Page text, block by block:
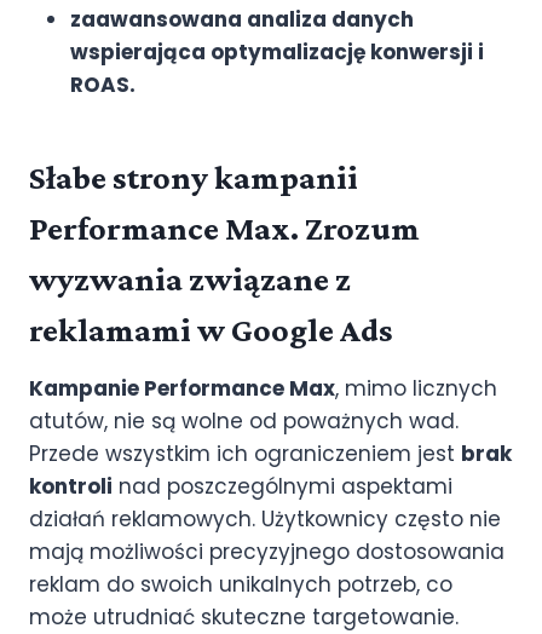
zaawansowana analiza danych
wspierająca optymalizację konwersji i
ROAS.
Słabe strony kampanii
Performance Max. Zrozum
wyzwania związane z
reklamami w Google Ads
Kampanie Performance Max, mimo licznych
atutów, nie są wolne od poważnych wad.
Przede wszystkim ich ograniczeniem jest brak
kontroli nad poszczególnymi aspektami
działań reklamowych. Użytkownicy często nie
mają możliwości precyzyjnego dostosowania
reklam do swoich unikalnych potrzeb, co
może utrudniać skuteczne targetowanie.